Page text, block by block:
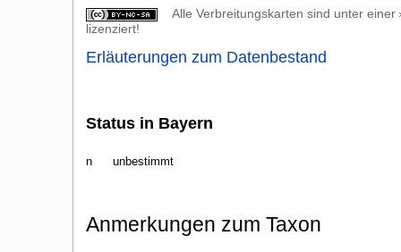
Alle Verbreitungskarten sind unter einer
lizenziert!
Erläuterungen zum Datenbestand
Status in Bayern
n unbestimmt
Anmerkungen zum Taxon